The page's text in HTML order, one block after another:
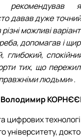
давав дуже точний
можливі
допомагав і
глибокий,
тих, що
людьми».
Володимир
цифрових
університету,